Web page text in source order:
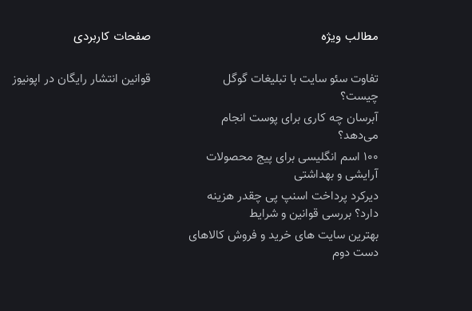
مطالب ویژه
تفاوت سئو سایت با تبلیغات گوگل
چیست؟
آبرسان چه کاری برای پوست انجام
می‌دهد؟
100 اسم انگلیسی برای پیج محصولات
آرایشی و بهداشتی
دیرکرد پرداخت اسنپ پی چقدر هزینه
دارد؟ بررسی قوانین و شرایط
بهترین سایت‌ های خرید و فروش کالاهای
دست‌ دوم
صفحات کاربردی
قوانین انتشار رایگان در اپونیوز